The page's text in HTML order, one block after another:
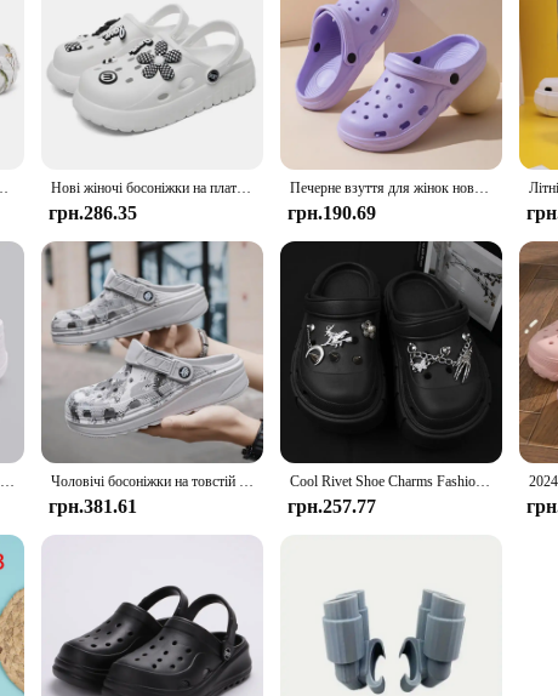
choice for children who are always on the go.
сандалії 2024 Чоловічі кросівки Вуличні шльопанці Домашні сабо Нові жіночі босоніжки на платформі 2024, модні аплікації, босоніжки на м’якій підошві, жіночі закриті носки, товстий низ, літні пляжні гірки
грн.286.35
Печерне взуття для жінок новий літній домашній декор EVA протиковзкий пляж носіння на відкритому повітрі сандалі жіноче садове взуття
грн.190.69
Жіночі босоніжки на масивній платформі, літні нековзкі пляжні тапочки 2024, жіночі товсті босоніжки на танкетці Eva, садове взуття Чоловічі босоніжки на товстій підошві Відкритий сад Сабо Взуття Чоловічі пляжні тапочки Високоякісні м’які EVA Домашні гірки В'єтнамки для коханців
грн.381.61
Cool Rivet Shoe Charms Fashion Charms for Crocs DIY Punk Sandals Charms Vintage Clogs Decoration Hot Sale Accessories for Crocs
грн.257.77